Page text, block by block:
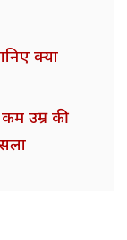
क्या
उम्र की